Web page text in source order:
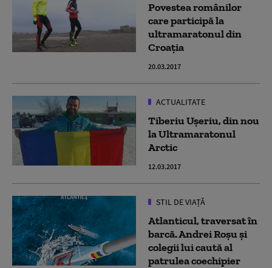
Povestea românilor
care participă la
ultramaratonul din
Croația
20.03.2017
ACTUALITATE
Tiberiu Ușeriu, din nou
la Ultramaratonul
Arctic
12.03.2017
STIL DE VIAȚĂ
Atlanticul, traversat în
barcă. Andrei Roșu și
colegii lui caută al
patrulea coechipier